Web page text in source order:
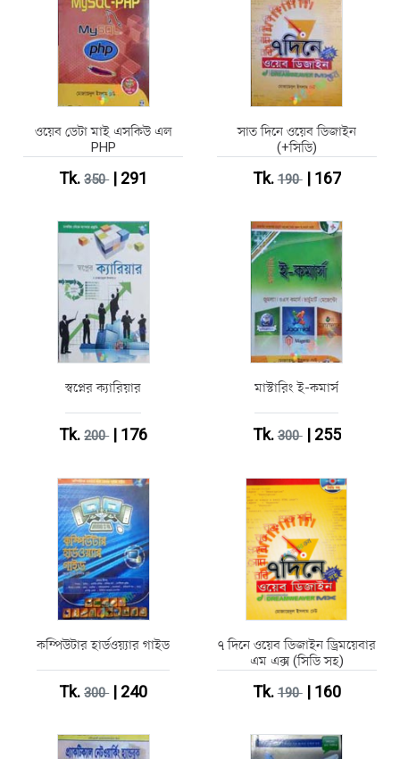
ওয়েব ডেটা মাই এসকিউ এল
PHP
Tk.350| 291
সাত দিনে ওয়েব ডিজাইন
(+সিডি)
Tk.190| 167
স্বপ্নের ক্যারিয়ার
Tk.200| 176
মাস্টারিং ই-কমার্স
Tk.300| 255
কম্পিউটার হার্ডওয়্যার গাইড
Tk.300| 240
৭ দিনে ওয়েব ডিজাইন ড্রিময়েবার
এম এক্স (সিডি সহ)
Tk.190| 160